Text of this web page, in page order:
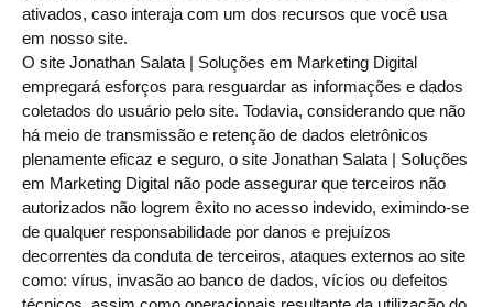
ativados, caso interaja com um dos recursos que você usa
em nosso site.
O site Jonathan Salata | Soluções em Marketing Digital
empregará esforços para resguardar as informações e dados
coletados do usuário pelo site. Todavia, considerando que não
há meio de transmissão e retenção de dados eletrônicos
plenamente eficaz e seguro, o site Jonathan Salata | Soluções
em Marketing Digital não pode assegurar que terceiros não
autorizados não logrem êxito no acesso indevido, eximindo-se
de qualquer responsabilidade por danos e prejuízos
decorrentes da conduta de terceiros, ataques externos ao site
como: vírus, invasão ao banco de dados, vícios ou defeitos